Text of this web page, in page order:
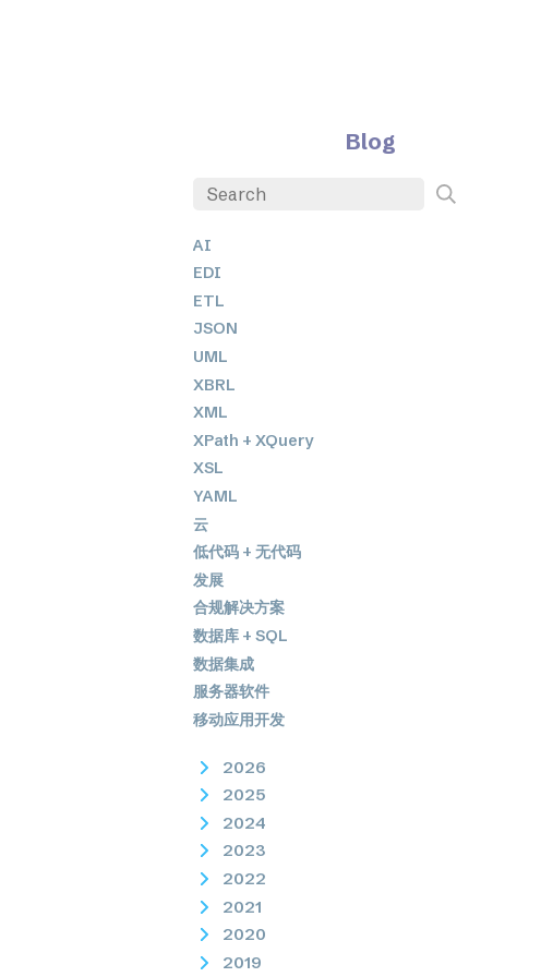
Blog
AI
EDI
ETL
JSON
UML
XBRL
XML
XPath + XQuery
XSL
YAML
云
低代码 + 无代码
发展
合规解决方案
数据库 + SQL
数据集成
服务器软件
移动应用开发
2026
2025
2024
2023
2022
2021
2020
2019